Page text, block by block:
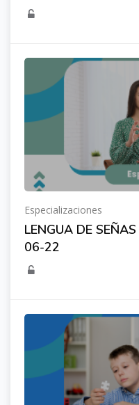
Especializaciones
LENGUA DE
06-22